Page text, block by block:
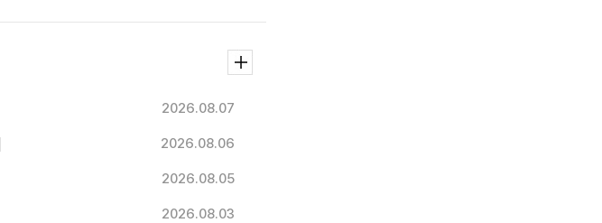
2026.08.07
2026.08.06
2026.08.05
2026.08.03